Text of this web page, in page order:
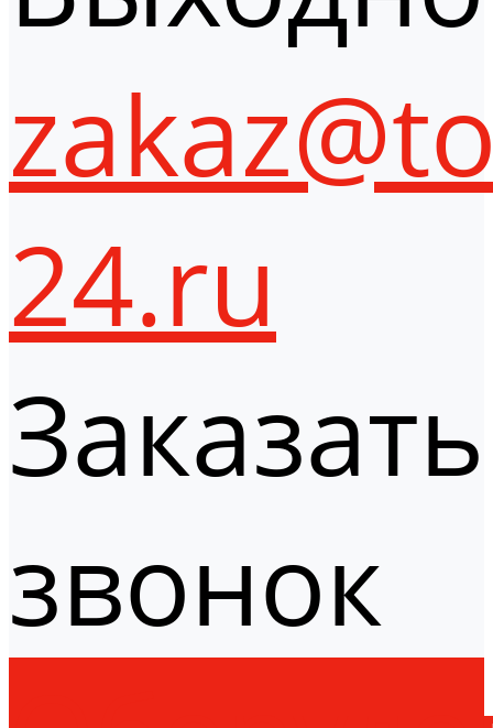
24.ru
Заказать
звонок